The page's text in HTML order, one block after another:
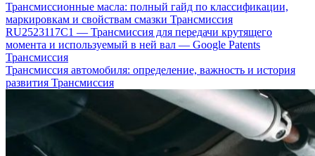
Трансмиссионные масла: полный гайд по классификации,
маркировкам и свойствам смазки Трансмиссия
RU2523117C1 — Трансмиссия для передачи крутящего
момента и используемый в ней вал — Google Patents
Трансмиссия
Трансмиссия автомобиля: определение, важность и история
развития Трансмиссия